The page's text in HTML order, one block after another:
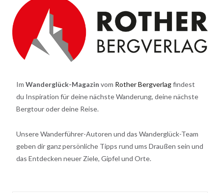
Im Wanderglück-Magazin vom Rother Bergverlagfindest
du Inspiration für deine nächste Wanderung, deine nächste
Bergtour oder deine Reise.
Unsere Wanderführer-Autoren und das Wanderglück-Team
geben dir ganz persönliche Tipps rund ums Draußen sein und
das Entdecken neuer Ziele, Gipfel und Orte.